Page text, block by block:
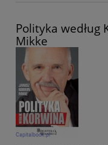
Polityka według
Mikke